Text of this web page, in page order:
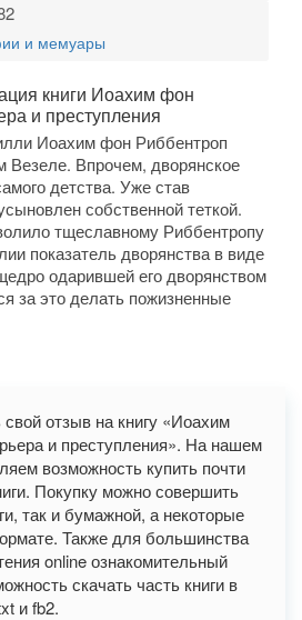
и мемуары
книги Иоахим фон
и преступления
Иоахим фон Риббентроп
Везеле. Впрочем, дворянское
детства. Уже став
собственной теткой.
тщеславному Риббентропу
показатель дворянства в виде
одарившей его дворянством
за это делать пожизненные
отзыв на книгу «Иоахим
и преступления». На нашем
возможность купить почти
Покупку можно совершить
так и бумажной, а некоторые
Также для большинства
online ознакомительный
скачать часть книги в
и fb2.